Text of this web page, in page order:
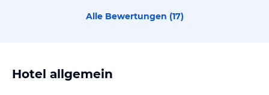
Alle Bewertungen (17)
Hotel allgemein